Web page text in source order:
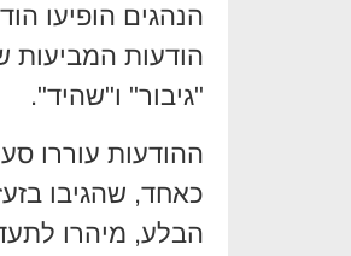
הנהגים הופיעו
הודעות המביעות
"גיבור" ו"שהיד".
ההודעות עוררו
כאחד, שהגיבו
הבלע, מיהרו